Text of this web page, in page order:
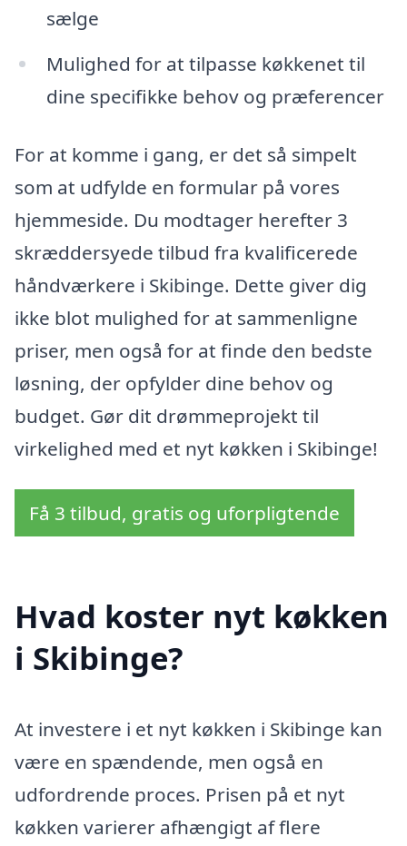
sælge
Mulighed for at tilpasse køkkenet til
dine specifikke behov og præferencer
For at komme i gang, er det så simpelt
som at udfylde en formular på vores
hjemmeside. Du modtager herefter 3
skræddersyede tilbud fra kvalificerede
håndværkere i Skibinge. Dette giver dig
ikke blot mulighed for at sammenligne
priser, men også for at finde den bedste
løsning, der opfylder dine behov og
budget. Gør dit drømmeprojekt til
virkelighed med et nyt køkken i Skibinge!
Få 3 tilbud, gratis og uforpligtende
Hvad koster nyt køkken
i Skibinge?
At investere i et nyt køkken i Skibinge kan
være en spændende, men også en
udfordrende proces. Prisen på et nyt
køkken varierer afhængigt af flere